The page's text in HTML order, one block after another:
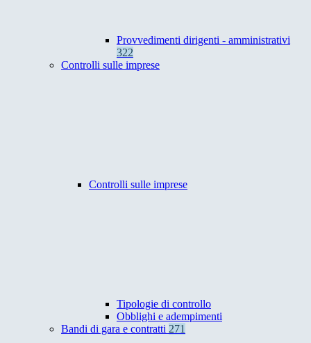
Provvedimenti dirigenti - amministrativi
322
Controlli sulle imprese
Controlli sulle imprese
Tipologie di controllo
Obblighi e adempimenti
Bandi di gara e contratti 271